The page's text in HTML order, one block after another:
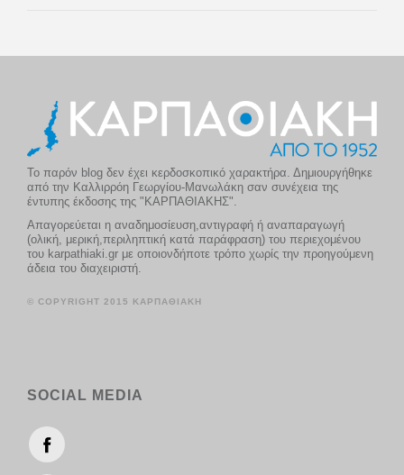
Το παρόν blog δεν έχει κερδοσκοπικό χαρακτήρα. Δημιουργήθηκε
από την Καλλιρρόη Γεωργίου-Μανωλάκη σαν συνέχεια της
έντυπης έκδοσης της "ΚΑΡΠΑΘΙΑΚΗΣ".
Απαγορεύεται η αναδημοσίευση,αντιγραφή ή αναπαραγωγή
(ολική, μερική,περιληπτική κατά παράφραση) του περιεχομένου
του karpathiaki.gr με οποιονδήποτε τρόπο χωρίς την προηγούμενη
άδεια του διαχειριστή.
© COPYRIGHT 2015 ΚΑΡΠΑΘΙΑΚΗ
SOCIAL MEDIA